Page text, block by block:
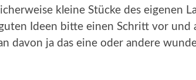
kleine Stücke des eigenen
Ideen bitte einen Schritt vor und
davon ja das eine oder andere